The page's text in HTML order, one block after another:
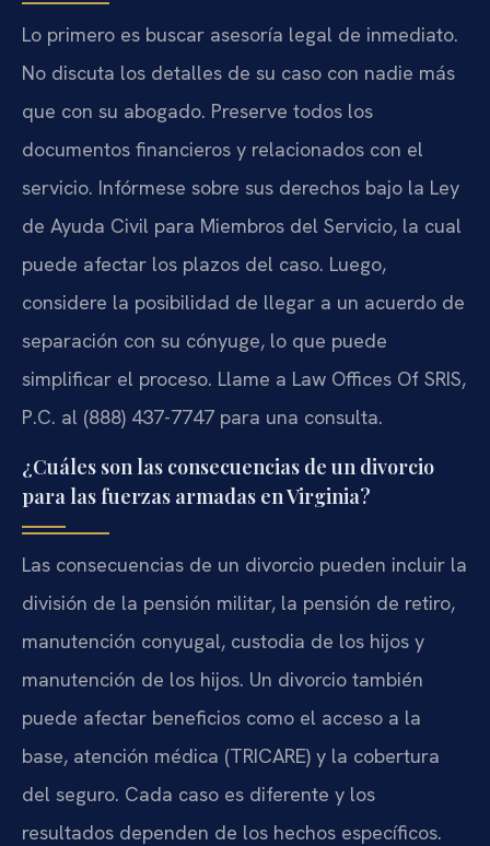
Lo primero es buscar asesoría legal de inmediato.
No discuta los detalles de su caso con nadie más
que con su abogado. Preserve todos los
documentos financieros y relacionados con el
servicio. Infórmese sobre sus derechos bajo la Ley
de Ayuda Civil para Miembros del Servicio, la cual
puede afectar los plazos del caso. Luego,
considere la posibilidad de llegar a un acuerdo de
separación con su cónyuge, lo que puede
simplificar el proceso. Llame a Law Offices Of SRIS,
P.C. al (888) 437-7747 para una consulta.
¿Cuáles son las consecuencias de un divorcio
para las fuerzas armadas en Virginia?
Las consecuencias de un divorcio pueden incluir la
división de la pensión militar, la pensión de retiro,
manutención conyugal, custodia de los hijos y
manutención de los hijos. Un divorcio también
puede afectar beneficios como el acceso a la
base, atención médica (TRICARE) y la cobertura
del seguro. Cada caso es diferente y los
resultados dependen de los hechos específicos.